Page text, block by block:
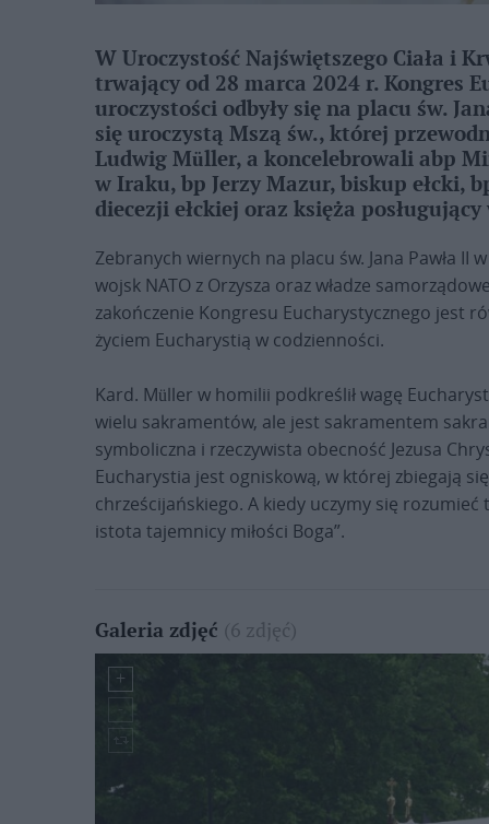
W Uroczystość Najświętszego Ciała i
trwający od 28 marca 2024 r. Kongres
uroczystości odbyły się na placu św.
się uroczystą Mszą św., której
Ludwig Müller, a koncelebrowali abp
w Iraku, bp Jerzy Mazur, biskup ełcki,
diecezji ełckiej oraz księża posługujący
Zebranych wiernych na placu św. Jana Pawła
wojsk NATO z Orzysza oraz władze
zakończenie Kongresu Eucharystycznego jest
życiem Eucharystią w codzienności.
Kard. Müller w homilii podkreślił wagę
wielu sakramentów, ale jest sakramentem
symboliczna i rzeczywista obecność Jezusa
Eucharystia jest ogniskową, w której zbiegają
chrześcijańskiego. A kiedy uczymy się
istota tajemnicy miłości Boga”.
Galeria zdjęć (6 zdjęć)